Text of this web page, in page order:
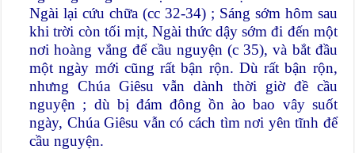
Ngài lại cứu chữa (cc 32-34) ; Sáng sớm hôm sau
khi trời còn tối mịt, Ngài thức dậy sớm đi đến một
nơi hoàng vắng để cầu nguyện (c 35), và bắt đầu
một ngày mới cũng rất bận rộn. Dù rất bận rộn,
nhưng Chúa Giêsu vẫn dành thời giờ đề cầu
nguyện ; dù bị đám đông ồn ào bao vây suốt
ngày, Chúa Giêsu vẫn có cách tìm nơi yên tĩnh để
cầu nguyện.